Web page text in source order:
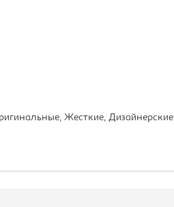
Жесткие, Дизайнерские